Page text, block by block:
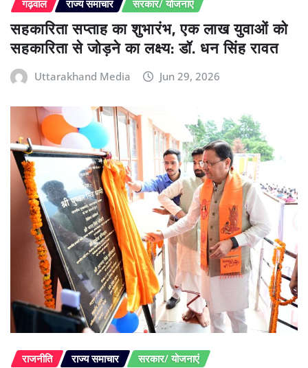
गढ़वाल राज्य समाचार सरकार/ योजनाएं
सहकारिता सप्ताह का शुभारंभ, एक लाख युवाओं को
सहकारिता से जोड़ने का लक्ष्य: डॉ. धन सिंह रावत
Uttarakhand Media Jun 29, 2026
राजनीति राज्य समाचार सरकार/ योजनाएं